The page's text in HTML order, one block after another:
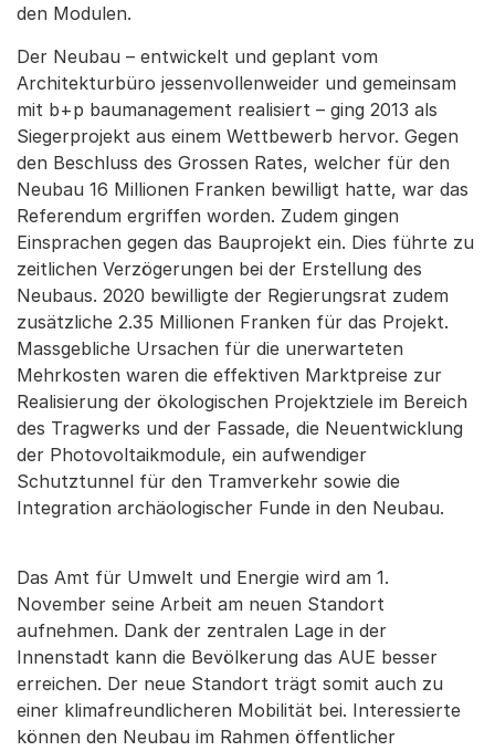
den Modulen.
Der Neubau – entwickelt und geplant vom
Architekturbüro jessenvollenweider und gemeinsam
mit b+p baumanagement realisiert – ging 2013 als
Siegerprojekt aus einem Wettbewerb hervor. Gegen
den Beschluss des Grossen Rates, welcher für den
Neubau 16 Millionen Franken bewilligt hatte, war das
Referendum ergriffen worden. Zudem gingen
Einsprachen gegen das Bauprojekt ein. Dies führte zu
zeitlichen Verzögerungen bei der Erstellung des
Neubaus. 2020 bewilligte der Regierungsrat zudem
zusätzliche 2.35 Millionen Franken für das Projekt.
Massgebliche Ursachen für die unerwarteten
Mehrkosten waren die effektiven Marktpreise zur
Realisierung der ökologischen Projektziele im Bereich
des Tragwerks und der Fassade, die Neuentwicklung
der Photovoltaikmodule, ein aufwendiger
Schutztunnel für den Tramverkehr sowie die
Integration archäologischer Funde in den Neubau.
Das Amt für Umwelt und Energie wird am 1.
November seine Arbeit am neuen Standort
aufnehmen. Dank der zentralen Lage in der
Innenstadt kann die Bevölkerung das AUE besser
erreichen. Der neue Standort trägt somit auch zu
einer klimafreundlicheren Mobilität bei. Interessierte
können den Neubau im Rahmen öffentlicher